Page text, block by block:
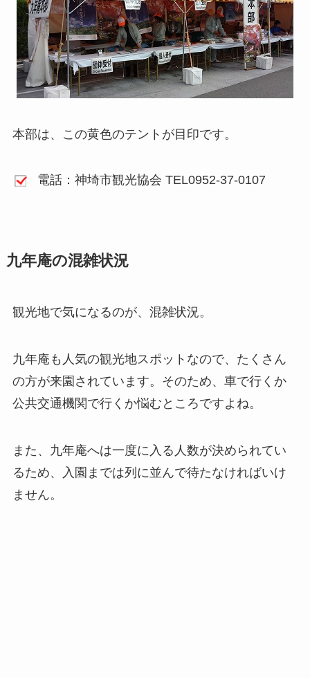
本部は、この黄色のテントが目印です。
電話：神埼市観光協会 TEL0952-37-0107
九年庵の混雑状況
観光地で気になるのが、混雑状況。
九年庵も人気の観光地スポットなので、たくさん
の方が来園されています。そのため、車で行くか
公共交通機関で行くか悩むところですよね。
また、九年庵へは一度に入る人数が決められてい
るため、入園までは列に並んで待たなければいけ
ません。